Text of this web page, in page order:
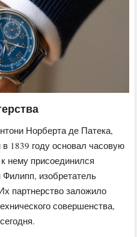
Норберта де Патека,
в 1839 году основал часовую
нему присоединился
изобретатель
партнерство заложило
совершенства,